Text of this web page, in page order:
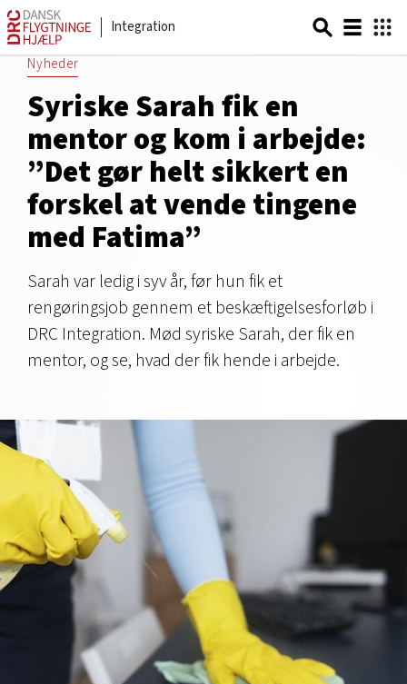
Integration
Nyheder
Syriske Sarah fik en
mentor og kom i arbejde:
”Det gør helt sikkert en
forskel at vende tingene
med Fatima”
Sarah var ledig i syv år, før hun fik et
rengøringsjob gennem et beskæftigelsesforløb i
DRC Integration. Mød syriske Sarah, der fik en
mentor, og se, hvad der fik hende i arbejde.